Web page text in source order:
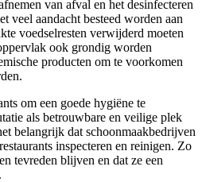
van afval en het desinfecteren
veel aandacht besteed worden aan
voedselresten verwijderd moeten
ook grondig worden
producten om te voorkomen
om een goede hygiëne te
als betrouwbare en veilige plek
belangrijk dat schoonmaakbedrijven
inspecteren en reinigen. Zo
tevreden blijven en dat ze een